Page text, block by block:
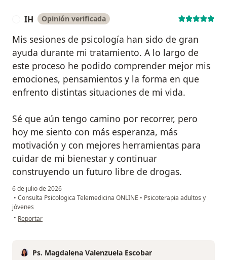
IH Opinión verificada
Mis sesiones de psicología han sido de gran
ayuda durante mi tratamiento. A lo largo de
este proceso he podido comprender mejor mis
emociones, pensamientos y la forma en que
enfrento distintas situaciones de mi vida.
Sé que aún tengo camino por recorrer, pero
hoy me siento con más esperanza, más
motivación y con mejores herramientas para
cuidar de mi bienestar y continuar
construyendo un futuro libre de drogas.
6 de julio de 2026
• Consulta Psicologica Telemedicina ONLINE • Psicoterapia adultos y
jóvenes
• en opinión del usuario IH
Reportar
Ps. Magdalena Valenzuela Escobar